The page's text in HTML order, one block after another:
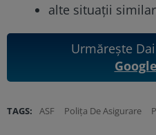
alte situații
Urmărește
TAGS: ASF Polița De Asigurare